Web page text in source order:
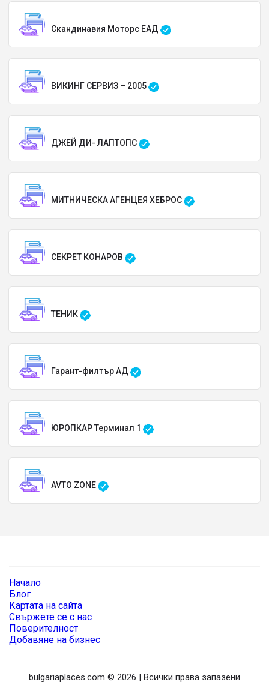
Скандинавия Моторс ЕАД
ВИКИНГ СЕРВИЗ – 2005
ДЖЕЙ ДИ- ЛАПТОПС
МИТНИЧЕСКА АГЕНЦЕЯ ХЕБРОС
СЕКРЕТ КОНАРОВ
ТЕНИК
Гарант-филтър АД
ЮРОПКАР Терминал 1
AVTO ZONE
Начало
Блог
Картата на сайта
Свържете се с нас
Поверителност
Добавяне на бизнес
bulgariaplaces.com © 2026 | Всички права запазени